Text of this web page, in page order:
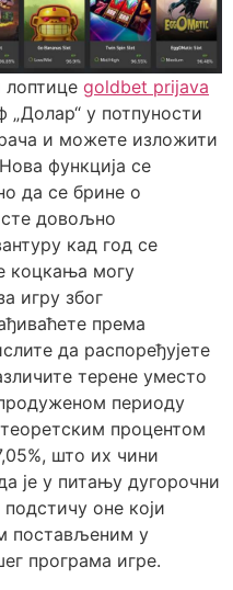
лоптице goldbet prijava
„Долар“ у потпуности
и можете изложити
функција се
да се брине о
довољно
кад год се
коцкања могу
игру због
према
да распоређујете
терене уместо
периоду
процентом
што их чини
је у питању дугорочни
оне који
постављеним у
програма игре.